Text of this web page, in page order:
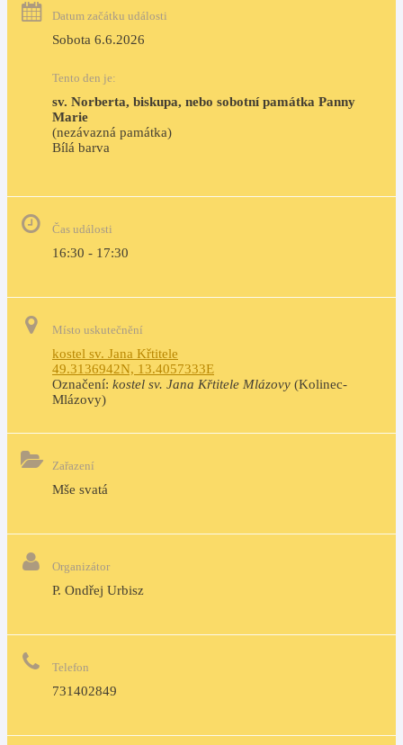
Datum začátku události
Sobota 6.6.2026
Tento den je:
sv. Norberta, biskupa, nebo sobotní památka Panny
Marie
(nezávazná památka)
Bílá barva
Čas události
16:30 - 17:30
Místo uskutečnění
kostel sv. Jana Křtitele
49.3136942N, 13.4057333E
Označení: kostel sv. Jana Křtitele Mlázovy (Kolinec-
Mlázovy)
Zařazení
Mše svatá
Organizátor
P. Ondřej Urbisz
Telefon
731402849